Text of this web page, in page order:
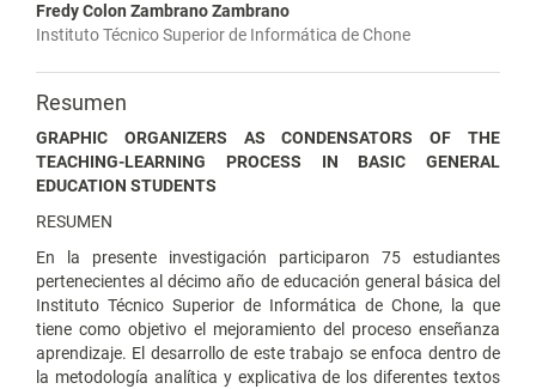
Fredy Colon Zambrano Zambrano
Instituto Técnico Superior de Informática de Chone
Resumen
GRAPHIC ORGANIZERS AS CONDENSATORS OF THE
TEACHING-LEARNING PROCESS IN BASIC GENERAL
EDUCATION STUDENTS
RESUMEN
En la presente investigación participaron 75 estudiantes
pertenecientes al décimo año de educación general básica del
Instituto Técnico Superior de Informática de Chone, la que
tiene como objetivo el mejoramiento del proceso enseñanza
aprendizaje. El desarrollo de este trabajo se enfoca dentro de
la metodología analítica y explicativa de los diferentes textos